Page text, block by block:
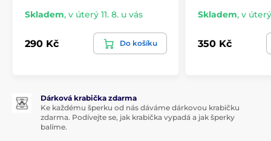
Skladem, v úterý 11. 8. u vás
290 Kč Do košíku
Skladem, v úterý
350 Kč
Dárková krabička zdarma
Ke každému šperku od nás dáváme dárkovou krabičku
zdarma. Podívejte se, jak krabička vypadá a jak šperky
balíme.